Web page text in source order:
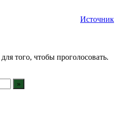
Источник
для того, чтобы проголосовать.